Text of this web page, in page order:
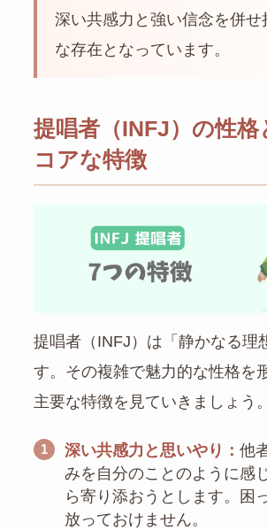
深い共感力と強い信念を併せ
な存在となっています。
提唱者（INFJ）の性格
コアな特徴
提唱者（INFJ）は「静かなる理
す。その複雑で魅力的な性格を
主要な特徴を見ていきましょう。
1 深い共感力と思いやり： 他
みを自分のことのように感
ら寄り添おうとします。困
放っておけません。